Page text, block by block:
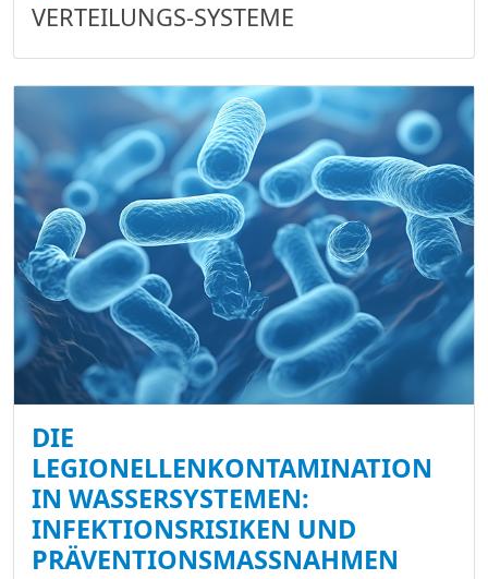
VERTEILUNGS-SYSTEME
DIE
LEGIONELLENKONTAMINATION
IN WASSERSYSTEMEN:
INFEKTIONSRISIKEN UND
PRÄVENTIONSMASSNAHMEN